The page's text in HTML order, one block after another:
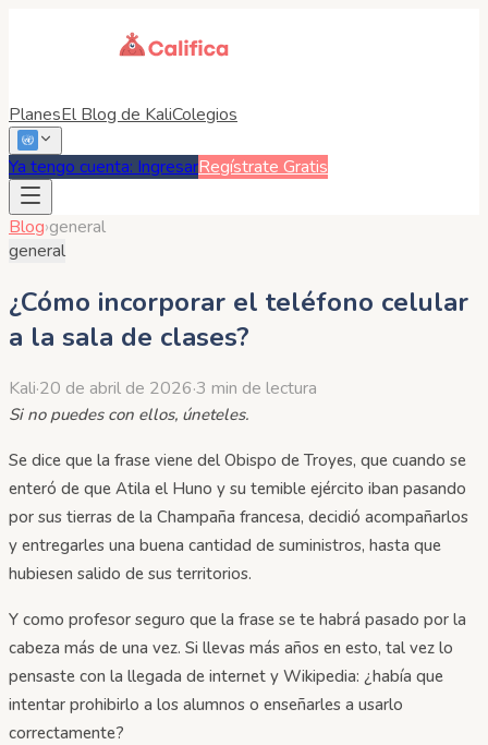
PlanesEl Blog de KaliColegios
Ya tengo cuenta: IngresarRegístrate Gratis
Blog›general
general
¿Cómo incorporar el teléfono celular
a la sala de clases?
Kali·20 de abril de 2026·3 min de lectura
Si no puedes con ellos, úneteles.
Se dice que la frase viene del Obispo de Troyes, que cuando se
enteró de que Atila el Huno y su temible ejército iban pasando
por sus tierras de la Champaña francesa, decidió acompañarlos
y entregarles una buena cantidad de suministros, hasta que
hubiesen salido de sus territorios.
Y como profesor seguro que la frase se te habrá pasado por la
cabeza más de una vez. Si llevas más años en esto, tal vez lo
pensaste con la llegada de internet y Wikipedia: ¿había que
intentar prohibirlo a los alumnos o enseñarles a usarlo
correctamente?